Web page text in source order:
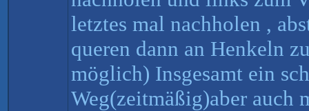
letztes mal nachholen ,
queren dann an Henkeln
möglich) Insgesamt ein
Weg(zeitmäßig)aber auch